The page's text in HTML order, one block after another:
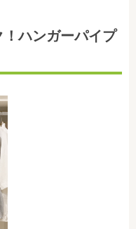
ハンガーパイプ